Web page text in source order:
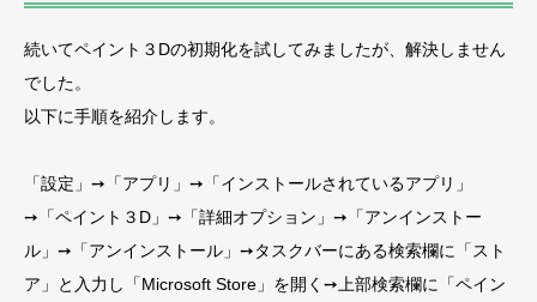
続いてペイント３Dの初期化を試してみましたが、解決しません
でした。
以下に手順を紹介します。
「設定」➙「アプリ」➙「インストールされているアプリ」
➙「ペイント３D」➙「詳細オプション」➙「アンインストー
ル」➙「アンインストール」➙タスクバーにある検索欄に「スト
ア」と入力し「Microsoft Store」を開く➙上部検索欄に「ペイン